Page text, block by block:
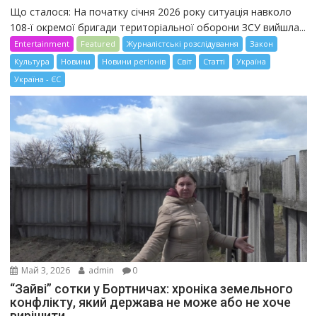
Що сталося: На початку січня 2026 року ситуація навколо
108-ї окремої бригади територіальної оборони ЗСУ вийшла...
Entertainment Featured Журналістські розслідування
Закон
Культура
Новини Новини регіонів Світ Статті
Україна
Україна - ЄС
Май 3, 2026 admin 0
“Зайві” сотки у Бортничах: хроніка земельного
конфлікту, який держава не може або не хоче